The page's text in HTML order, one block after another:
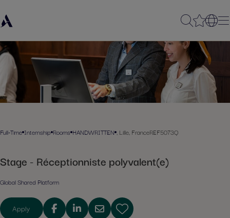
Full-Time Internship Rooms HANDWRITTEN , Lille, FranceREF5073Q
Stage - Réceptionniste polyvalent(e)
Global Shared Platform
Apply